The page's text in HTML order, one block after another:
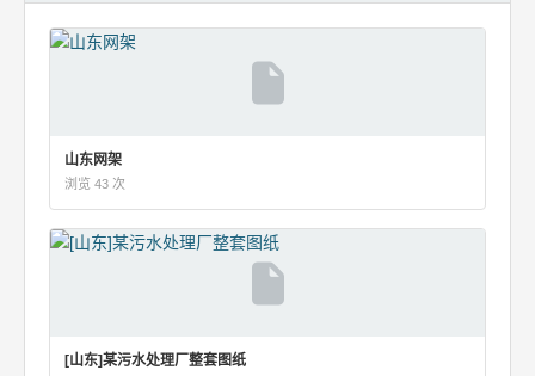
山东网架
浏览 43 次
[山东]某污水处理厂整套图纸